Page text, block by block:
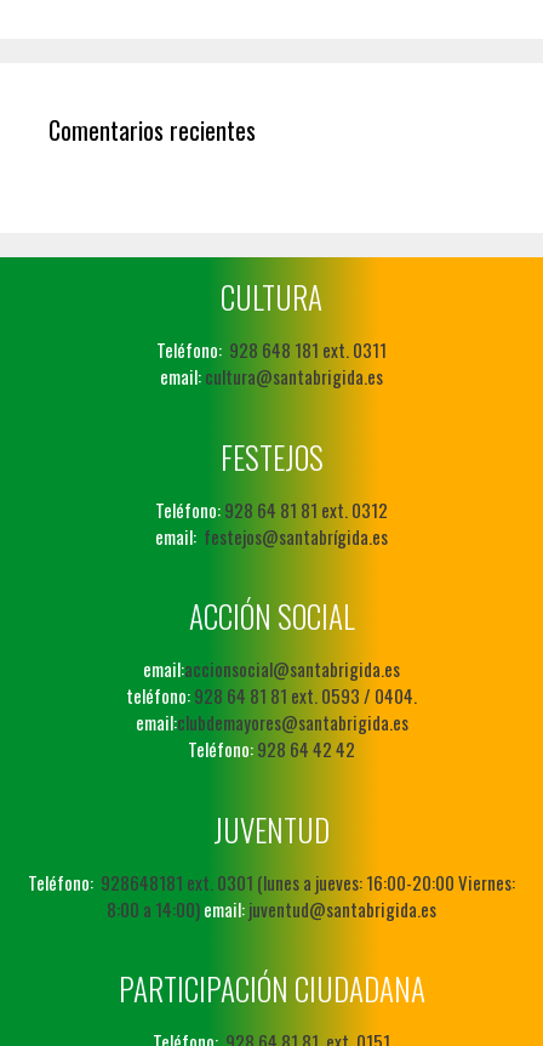
Comentarios recientes
CULTURA
Teléfono: 928 648 181 ext. 0311
email:cultura@santabrigida.es
FESTEJOS
Teléfono:928 64 81 81 ext. 0312
email: festejos@santabrígida.es
ACCIÓN SOCIAL
email:accionsocial@santabrigida.es
teléfono:928 64 81 81 ext. 0593 / 0404.
email:clubdemayores@santabrigida.es
Teléfono:928 64 42 42
JUVENTUD
Teléfono: 928648181 ext. 0301 (lunes a jueves: 16:00-20:00 Viernes:
8:00 a 14:00)email:juventud@santabrigida.es
PARTICIPACIÓN CIUDADANA